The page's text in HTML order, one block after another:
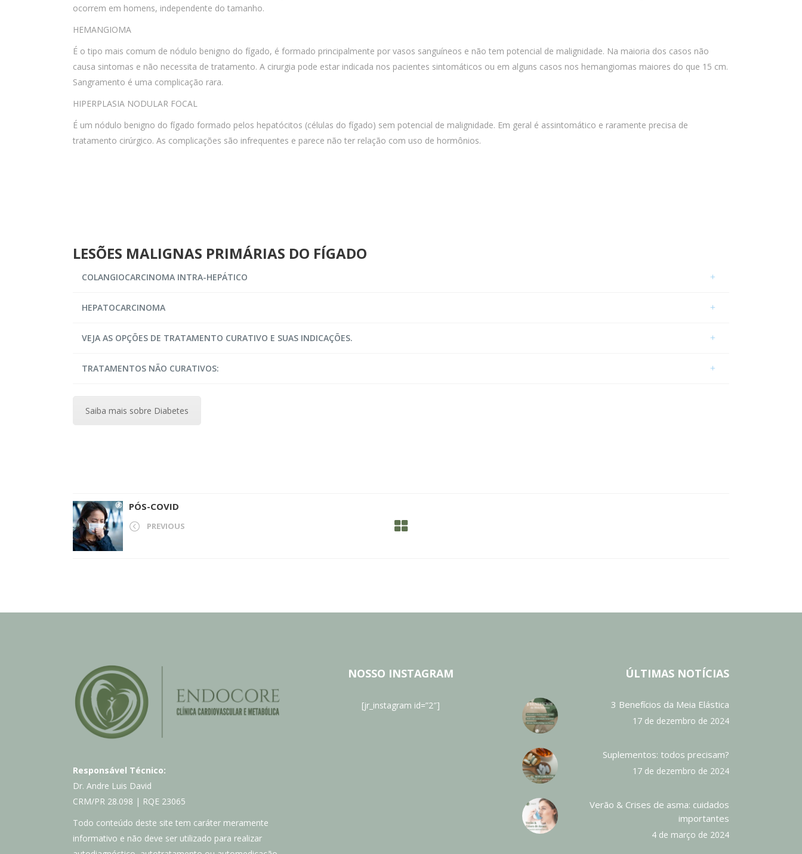
ocorrem em homens, independente do tamanho.
HEMANGIOMA
É o tipo mais comum de nódulo benigno do fígado, é formado principalmente por vasos sanguíneos e não tem potencial de malignidade. Na maioria dos casos não
causa sintomas e não necessita de tratamento. A cirurgia pode estar indicada nos pacientes sintomáticos ou em alguns casos nos hemangiomas maiores do que 15 cm.
Sangramento é uma complicação rara.
HIPERPLASIA NODULAR FOCAL
É um nódulo benigno do fígado formado pelos hepatócitos (células do fígado) sem potencial de malignidade. Em geral é assintomático e raramente precisa de
tratamento cirúrgico. As complicações são infrequentes e parece não ter relação com uso de hormônios.
LESÕES MALIGNAS PRIMÁRIAS DO FÍGADO
COLANGIOCARCINOMA INTRA-HEPÁTICO
HEPATOCARCINOMA
VEJA AS OPÇÕES DE TRATAMENTO CURATIVO E SUAS INDICAÇÕES.
TRATAMENTOS NÃO CURATIVOS:
Saiba mais sobre Diabetes
PÓS-COVID
PREVIOUS
Responsável Técnico:
Dr. Andre Luis David
CRM/PR 28.098 | RQE 23065
Todo conteúdo deste site tem caráter meramente
informativo e não deve ser utilizado para realizar
NOSSO INSTAGRAM
[jr_instagram id=”2″]
ÚLTIMAS NOTÍCIAS
3 Benefícios da Meia Elástica
17 de dezembro de 2024
Suplementos: todos precisam?
17 de dezembro de 2024
Verão & Crises de asma: cuidados
importantes
4 de março de 2024